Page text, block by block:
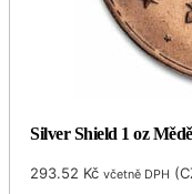
Silver Shield 1 oz
293.52 Kč včetně DPH (